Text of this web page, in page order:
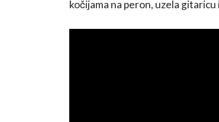
kočijama na peron, uzela gitaricu